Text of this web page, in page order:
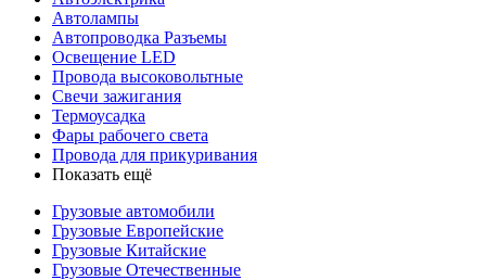
Автолампы
Автопроводка Разъемы
Освещение LED
Провода высоковольтные
Свечи зажигания
Термоусадка
Фары рабочего света
Провода для прикуривания
Показать ещё
Грузовые автомобили
Грузовые Европейские
Грузовые Китайские
Грузовые Отечественные